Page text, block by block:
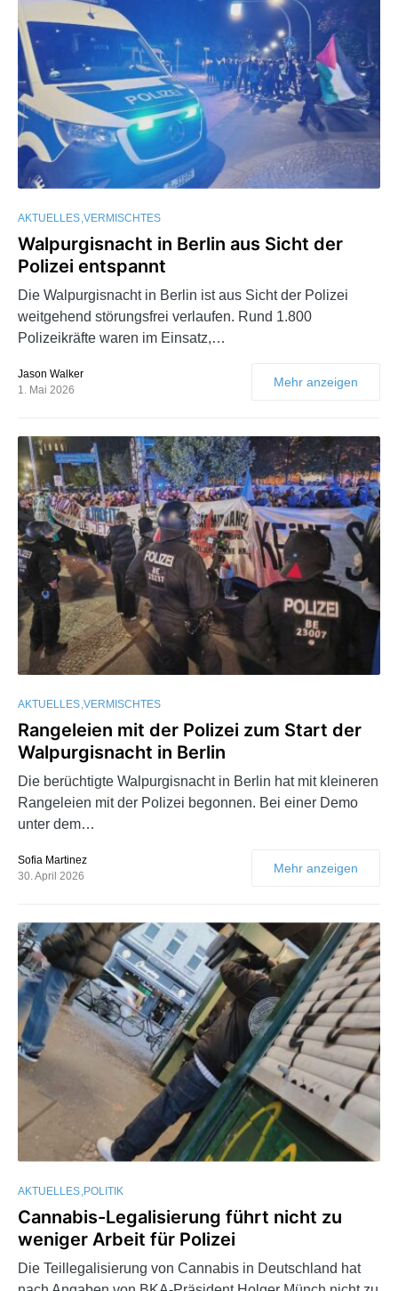
AKTUELLES VERMISCHTES
Walpurgisnacht in Berlin aus Sicht der
Polizei entspannt
Die Walpurgisnacht in Berlin ist aus Sicht der Polizei
weitgehend störungsfrei verlaufen. Rund 1.800
Polizeikräfte waren im Einsatz,…
Jason Walker
1. Mai 2026
Mehr anzeigen
AKTUELLES VERMISCHTES
Rangeleien mit der Polizei zum Start der
Walpurgisnacht in Berlin
Die berüchtigte Walpurgisnacht in Berlin hat mit kleineren
Rangeleien mit der Polizei begonnen. Bei einer Demo
unter dem…
Sofia Martinez
30. April 2026
Mehr anzeigen
AKTUELLES POLITIK
Cannabis-Legalisierung führt nicht zu
weniger Arbeit für Polizei
Die Teillegalisierung von Cannabis in Deutschland hat